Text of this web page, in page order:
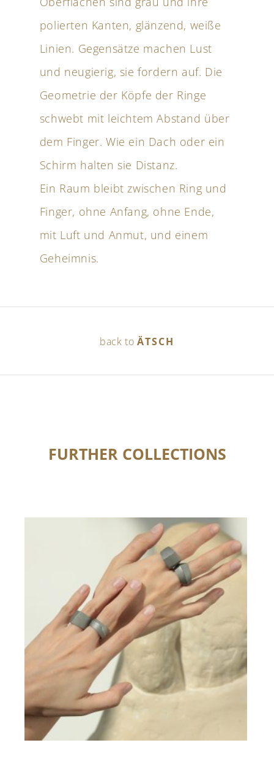
polierten Kanten, glänzend, weiße
Linien. Gegensätze machen Lust
und neugierig, sie fordern auf. Die
Geometrie der Köpfe der Ringe
schwebt mit leichtem Abstand über
dem Finger. Wie ein Dach oder ein
Schirm halten sie Distanz.
Ein Raum bleibt zwischen Ring und
Finger, ohne Anfang, ohne Ende,
mit Luft und Anmut, und einem
Geheimnis.
back to ÄTSCH
FURTHER COLLECTIONS